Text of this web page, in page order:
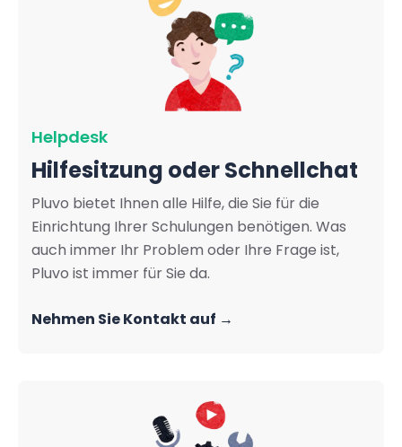
Helpdesk
Hilfesitzung oder Schnellchat
Pluvo bietet Ihnen alle Hilfe, die Sie für die
Einrichtung Ihrer Schulungen benötigen. Was
auch immer Ihr Problem oder Ihre Frage ist,
Pluvo ist immer für Sie da.
Nehmen Sie Kontakt auf →